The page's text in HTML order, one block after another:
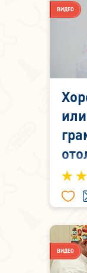
ВИДЕО
ВИДЕО